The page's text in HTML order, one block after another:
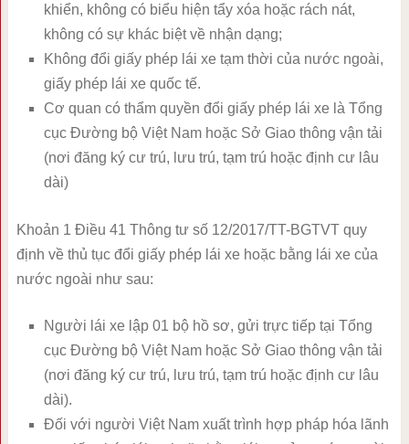
khiển, không có biểu hiện tẩy xóa hoặc rách nát,
không có sự khác biệt về nhận dạng;
Không đổi giấy phép lái xe tạm thời của nước ngoài,
giấy phép lái xe quốc tế.
Cơ quan có thẩm quyền đổi giấy phép lái xe là Tổng
cục Đường bộ Việt Nam hoặc Sở Giao thông vận tải
(nơi đăng ký cư trú, lưu trú, tạm trú hoặc định cư lâu
dài)
Khoản 1 Điều 41 Thông tư số 12/2017/TT-BGTVT quy
định về thủ tục đổi giấy phép lái xe hoặc bằng lái xe của
nước ngoài như sau:
Người lái xe lập 01 bộ hồ sơ, gửi trực tiếp tại Tổng
cục Đường bộ Việt Nam hoặc Sở Giao thông vận tải
(nơi đăng ký cư trú, lưu trú, tạm trú hoặc định cư lâu
dài).
Đối với người Việt Nam xuất trình hợp pháp hóa lãnh